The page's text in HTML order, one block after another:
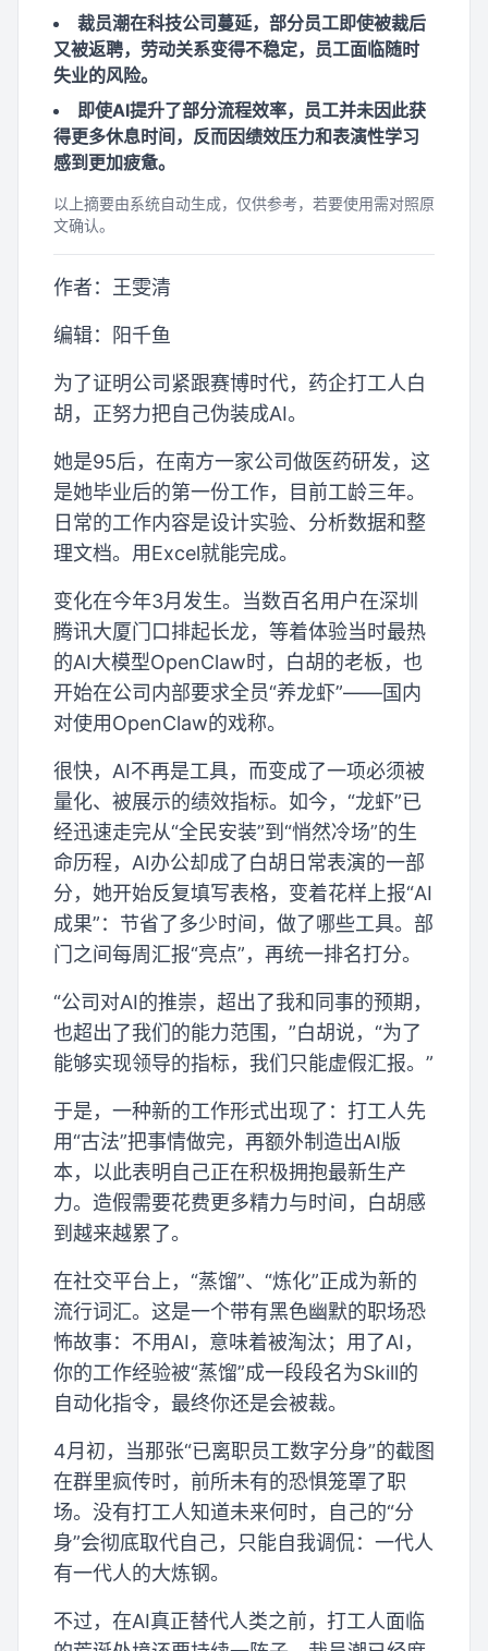
裁员潮在科技公司蔓延，部分员工即使被裁后
又被返聘，劳动关系变得不稳定，员工面临随时
失业的风险。
即使AI提升了部分流程效率，员工并未因此获
得更多休息时间，反而因绩效压力和表演性学习
感到更加疲惫。
以上摘要由系统自动生成，仅供参考，若要使用需对照原
文确认。
作者：王雯清
编辑：阳千鱼
为了证明公司紧跟赛博时代，药企打工人白
胡，正努力把自己伪装成AI。
她是95后，在南方一家公司做医药研发，这
是她毕业后的第一份工作，目前工龄三年。
日常的工作内容是设计实验、分析数据和整
理文档。用Excel就能完成。
变化在今年3月发生。当数百名用户在深圳
腾讯大厦门口排起长龙，等着体验当时最热
的AI大模型OpenClaw时，白胡的老板，也
开始在公司内部要求全员“养龙虾”——国内
对使用OpenClaw的戏称。
很快，AI不再是工具，而变成了一项必须被
量化、被展示的绩效指标。如今，“龙虾”已
经迅速走完从“全民安装”到“悄然冷场”的生
命历程，AI办公却成了白胡日常表演的一部
分，她开始反复填写表格，变着花样上报“AI
成果”：节省了多少时间，做了哪些工具。部
门之间每周汇报“亮点”，再统一排名打分。
“公司对AI的推崇，超出了我和同事的预期，
也超出了我们的能力范围，”白胡说，“为了
能够实现领导的指标，我们只能虚假汇报。”
于是，一种新的工作形式出现了：打工人先
用“古法”把事情做完，再额外制造出AI版
本，以此表明自己正在积极拥抱最新生产
力。造假需要花费更多精力与时间，白胡感
到越来越累了。
在社交平台上，“蒸馏”、“炼化”正成为新的
流行词汇。这是一个带有黑色幽默的职场恐
怖故事：不用AI，意味着被淘汰；用了AI，
你的工作经验被“蒸馏”成一段段名为Skill的
自动化指令，最终你还是会被裁。
4月初，当那张“已离职员工数字分身”的截图
在群里疯传时，前所未有的恐惧笼罩了职
场。没有打工人知道未来何时，自己的“分
身”会彻底取代自己，只能自我调侃：一代人
有一代人的大炼钢。
不过，在AI真正替代人类之前，打工人面临